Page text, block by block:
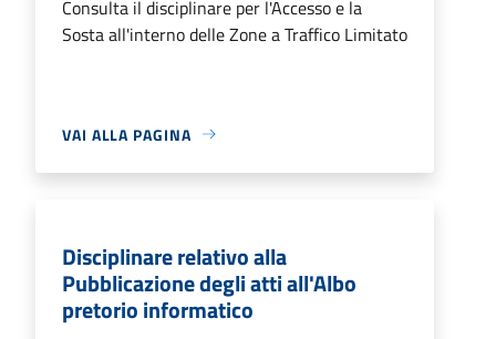
Consulta il disciplinare per l'Accesso e la
Sosta all'interno delle Zone a Traffico Limitato
VAI ALLA PAGINA
Disciplinare relativo alla
Pubblicazione degli atti all'Albo
pretorio informatico